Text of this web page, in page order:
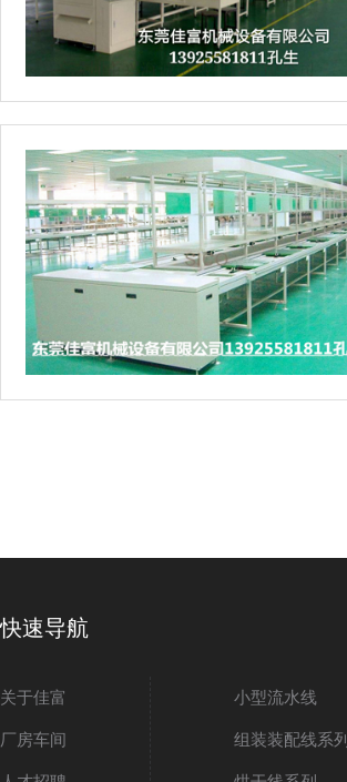
快速导航
关于佳富
厂房车间
小型流水线
组装装配线系列